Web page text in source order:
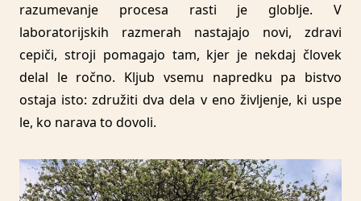
razumevanje procesa rasti je globlje. V
laboratorijskih razmerah nastajajo novi, zdravi
cepiči, stroji pomagajo tam, kjer je nekdaj človek
delal le ročno. Kljub vsemu napredku pa bistvo
ostaja isto: združiti dva dela v eno življenje, ki uspe
le, ko narava to dovoli.